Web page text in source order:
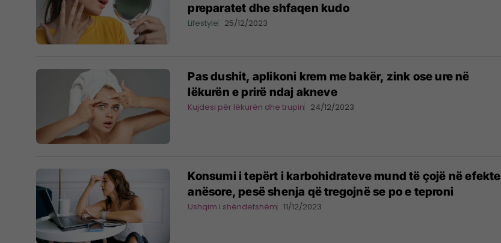
preparatet dhe shfaqen kudo
Lifestyle 25/12/2023
Pas dushit, aplikoni krem me bakër, zink ose ure në
lëkurën e prirë ndaj akneve
Kujdesi për lëkurën dhe trupin 24/12/2023
Konsumi i tepërt i karbohidrateve mund të çojë në efekte
anësore, pesë shenja që tregojnë se po e teproni
Ushqim i shëndetshëm 11/12/2023